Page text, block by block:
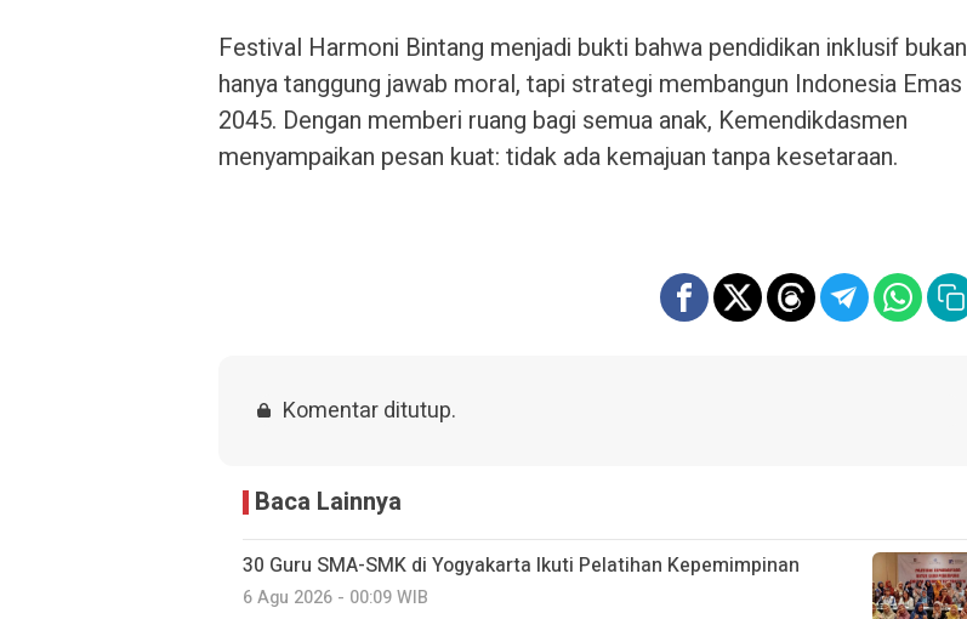
Festival Harmoni Bintang menjadi bukti bahwa pendidikan inklusif bukan
hanya tanggung jawab moral, tapi strategi membangun Indonesia Emas
2045. Dengan memberi ruang bagi semua anak, Kemendikdasmen
menyampaikan pesan kuat: tidak ada kemajuan tanpa kesetaraan.
Komentar ditutup.
Baca Lainnya
30 Guru SMA-SMK di Yogyakarta Ikuti Pelatihan Kepemimpinan
6 Agu 2026 - 00:09 WIB